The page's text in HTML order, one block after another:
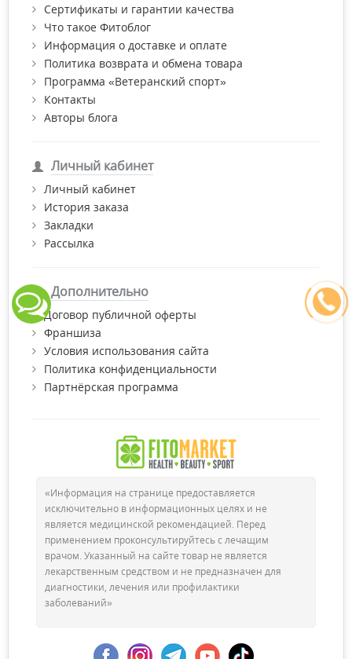
Сертификаты и гарантии качества
Что такое Фитоблог
Информация о доставке и оплате
Политика возврата и обмена товара
Программа «Ветеранский спорт»
Контакты
Авторы блога
Личный кабинет
Личный кабинет
История заказа
Закладки
Рассылка
Дополнительно
Договор публичной оферты
Франшиза
Условия использования сайта
Политика конфиденциальности
Партнёрская программа
«Информация на странице предоставляется
исключительно в информационных целях и не
является медицинской рекомендацией. Перед
применением проконсультируйтесь с лечащим
врачом. Указанный на сайте товар не является
лекарственным средством и не предназначен для
диагностики, лечения или профилактики
заболеваний»